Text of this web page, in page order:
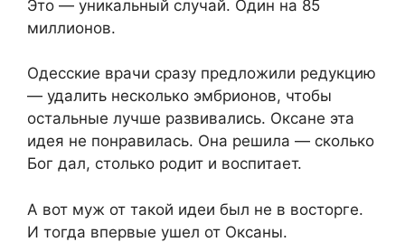
Это — уникальный случай. Один на 85
миллионов.
Одесские врачи сразу предложили редукцию
— удалить несколько эмбрионов, чтобы
остальные лучше развивались. Оксане эта
идея не понравилась. Она решила — сколько
Бог дал, столько родит и воспитает.
А вот муж от такой идеи был не в восторге.
И тогда впервые ушел от Оксаны.